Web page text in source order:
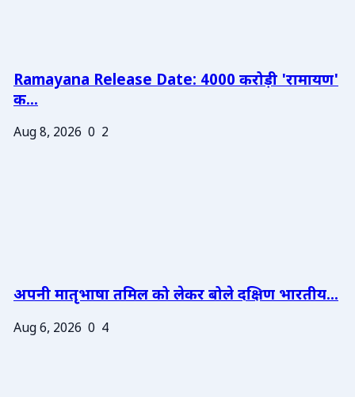
Ramayana Release Date: 4000 करोड़ी 'रामायण'
क...
Aug 8, 2026 0 2
अपनी मातृभाषा तमिल को लेकर बोले दक्षिण भारतीय...
Aug 6, 2026 0 4